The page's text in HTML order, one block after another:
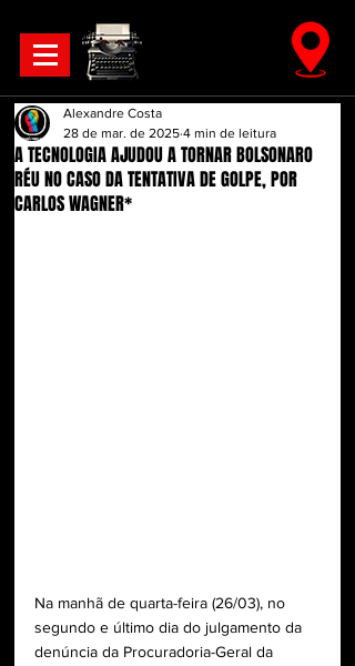
A TECNOLOGIA AJUDOU A TORNAR BOLSONARO
RÉU NO CASO DA TENTATIVA DE GOLPE, POR
CARLOS WAGNER*
Alexandre Costa
28 de mar. de 2025 4 min de leitura
Na manhã de quarta-feira (26/03), no
segundo e último dia do julgamento da
denúncia da Procuradoria-Geral da